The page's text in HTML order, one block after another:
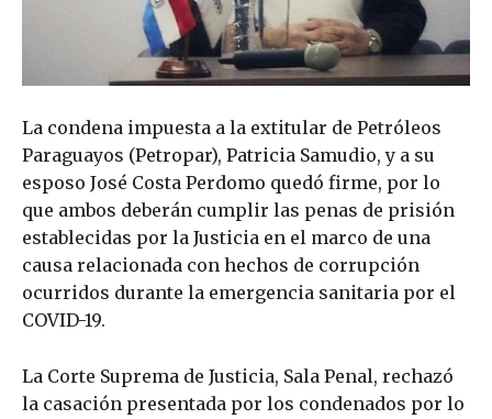
La condena impuesta a la extitular de Petróleos
Paraguayos (Petropar), Patricia Samudio, y a su
esposo José Costa Perdomo quedó firme, por lo
que ambos deberán cumplir las penas de prisión
establecidas por la Justicia en el marco de una
causa relacionada con hechos de corrupción
ocurridos durante la emergencia sanitaria por el
COVID-19.
La Corte Suprema de Justicia, Sala Penal, rechazó
la casación presentada por los condenados por lo